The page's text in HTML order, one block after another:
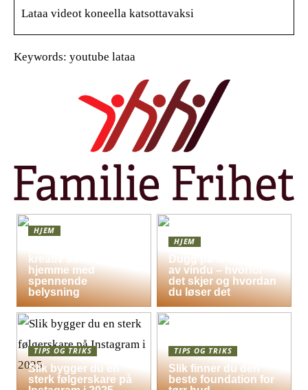
Lataa videot koneella katsottavaksi
Keywords: youtube lataa
HJEM
kreativ atmosfære
hjemme med
spennende
belysning
HJEM
Dugg på indersiden
av vindu – hvorfor
det skjer og hvordan
du løser det
TIPS OG TRIKS
Slik bygger du en
sterk følgerskare på
TIPS OG TRIKS
Slik finner du den
beste foundation for